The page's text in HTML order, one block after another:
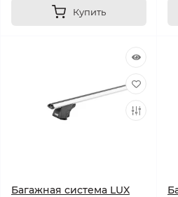
Купить
Багажная система LUX